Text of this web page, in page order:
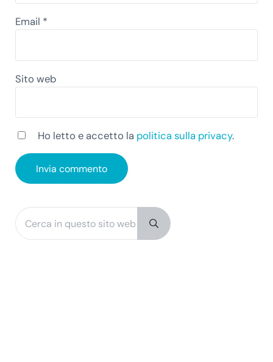
Email *
Sito web
Ho letto e accetto la politica sulla privacy.
Sidebar
Submit search